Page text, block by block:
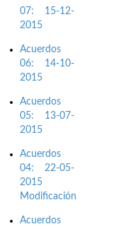
07: 15-12-
2015
Acuerdos
06: 14-10-
2015
Acuerdos
05: 13-07-
2015
Acuerdos
04: 22-05-
2015
Modificación
Acuerdos